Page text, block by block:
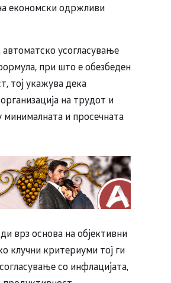
економски одржливи
усогласување
при што е обезбеден
тој укажува дека
на трудот и
минималната и просечната
врз основа на објективни
клучни критериуми тој ги
со инфлацијата,